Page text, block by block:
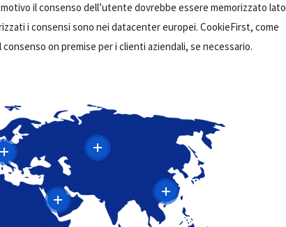
il consenso dell’utente dovrebbe essere memorizzato lato
i consensi sono nei datacenter europei. CookieFirst, come
consenso on premise per i clienti aziendali, se necessario.